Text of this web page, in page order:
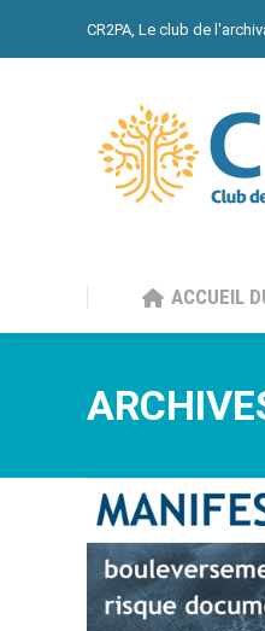
CR2PA, Le club de
ACCUEIL
ACCUEIL